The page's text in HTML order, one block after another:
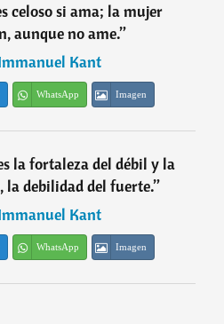
celoso si ama; la mujer
aunque no ame.”
Kant
WhatsApp Imagen
la fortaleza del débil y la
la debilidad del fuerte.”
Kant
WhatsApp Imagen